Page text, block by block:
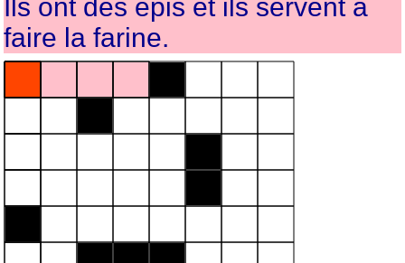
Ils ont des épis et ils servent à
faire la farine.